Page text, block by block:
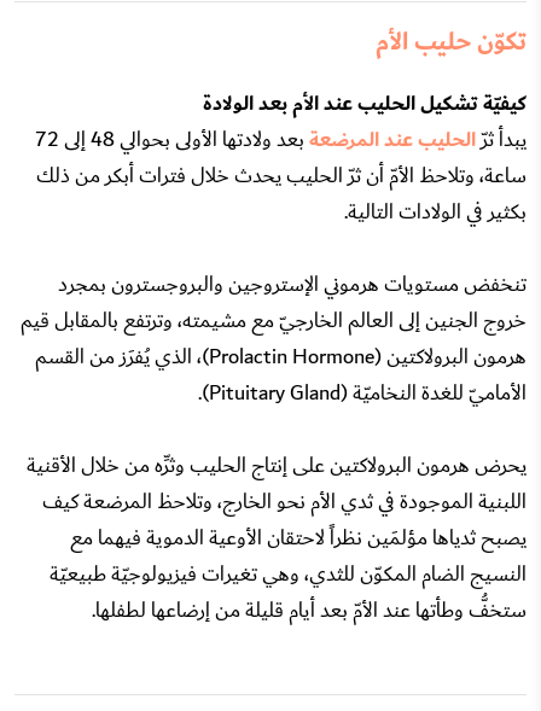
تكوّن حليب الأم
كيفيّة تشكيل الحليب عند الأم بعد الولادة
يبدأ ثرّالحليب عند المرضعة
بعد ولادتها الأولى بحوالي 48 إلى 72
ساعة، وتلاحظ الأمّ أن ثرّ الحليب يحدث خلال فترات أبكر من ذلك
بكثير في الولادات التالية.
تنخفض مستويات هرموني الإستروجين والبروجسترون بمجرد
خروج الجنين إلى العالم الخارجيّ مع مشيمته، وترتفع بالمقابل قيم
هرمون البرولاكتين (Prolactin Hormone)، الذي يُفرَز من القسم
الأماميّ للغدة النخاميّة (Pituitary Gland).
يحرض هرمون البرولاكتين على إنتاج الحليب وثرِّه من خلال الأقنية
اللبنية الموجودة في ثدي الأم نحو الخارج، وتلاحظ المرضعة كيف
يصبح ثدياها مؤلمَين نظراً لاحتقان الأوعية الدموية فيهما مع
النسيج الضام المكوّن للثدي، وهي تغيرات فيزيولوجيّة طبيعيّة
ستخفُّ وطأتها عند الأمّ بعد أيام قليلة من إرضاعها لطفلها.